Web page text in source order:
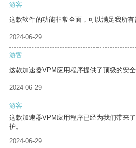
游客
这款软件的功能非常全面，可以满足我所有
2024-06-29
游客
这款加速器VPM应用程序提供了顶级的安全
2024-06-29
游客
这款加速器VPM应用程序已经为我们带来
护。
2024-06-29